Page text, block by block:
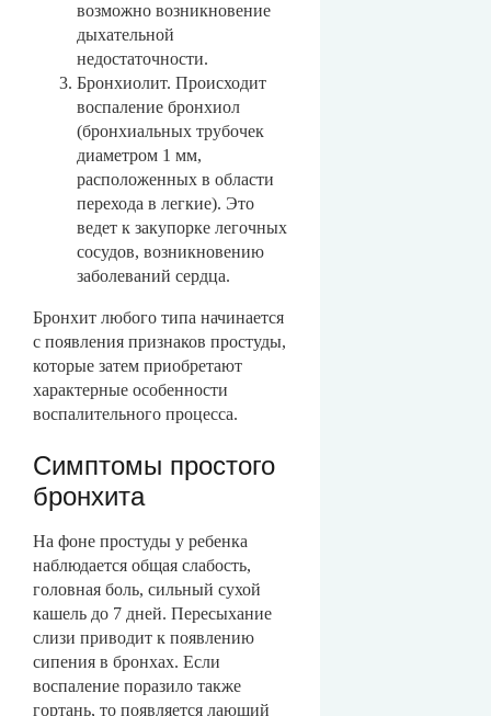
возможно возникновение
дыхательной
недостаточности.
Бронхиолит. Происходит
воспаление бронхиол
(бронхиальных трубочек
диаметром 1 мм,
расположенных в области
перехода в легкие). Это
ведет к закупорке легочных
сосудов, возникновению
заболеваний сердца.
Бронхит любого типа начинается
с появления признаков простуды,
которые затем приобретают
характерные особенности
воспалительного процесса.
Симптомы простого
бронхита
На фоне простуды у ребенка
наблюдается общая слабость,
головная боль, сильный сухой
кашель до 7 дней. Пересыхание
слизи приводит к появлению
сипения в бронхах. Если
воспаление поразило также
гортань, то появляется лающий